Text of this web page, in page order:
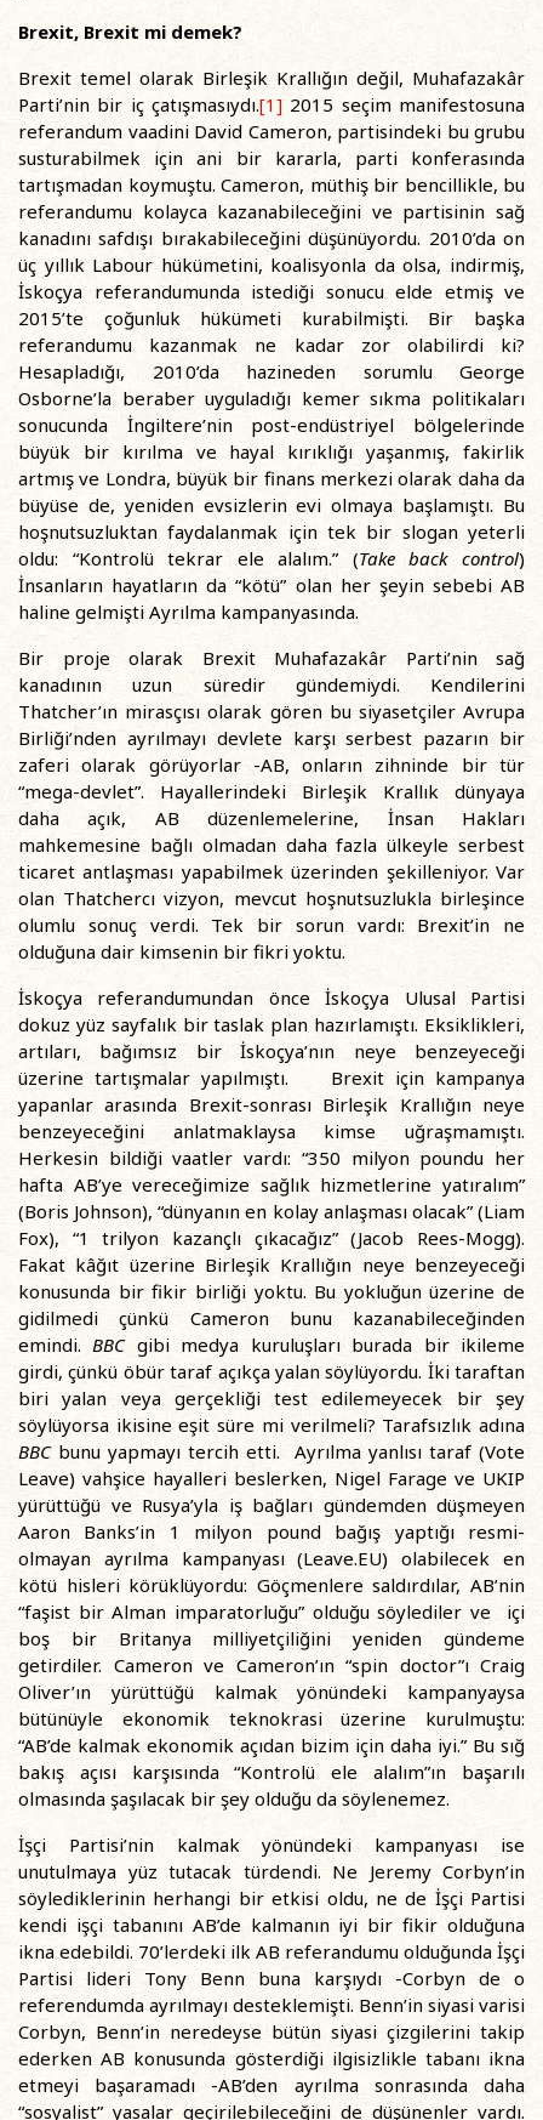
Brexit, Brexit mi demek?
Brexit temel olarak Birleşik Krallığın değil, Muhafazakâr
Parti’nin bir iç çatışmasıydı.[1] 2015 seçim manifestosuna
referandum vaadini David Cameron, partisindeki bu grubu
susturabilmek için ani bir kararla, parti konferasında
tartışmadan koymuştu. Cameron, müthiş bir bencillikle, bu
referandumu kolayca kazanabileceğini ve partisinin sağ
kanadını safdışı bırakabileceğini düşünüyordu. 2010’da on
üç yıllık Labour hükümetini, koalisyonla da olsa, indirmiş,
İskoçya referandumunda istediği sonucu elde etmiş ve
2015’te çoğunluk hükümeti kurabilmişti. Bir başka
referandumu kazanmak ne kadar zor olabilirdi ki?
Hesapladığı, 2010’da hazineden sorumlu George
Osborne’la beraber uyguladığı kemer sıkma politikaları
sonucunda İngiltere’nin post-endüstriyel bölgelerinde
büyük bir kırılma ve hayal kırıklığı yaşanmış, fakirlik
artmış ve Londra, büyük bir finans merkezi olarak daha da
büyüse de, yeniden evsizlerin evi olmaya başlamıştı. Bu
hoşnutsuzluktan faydalanmak için tek bir slogan yeterli
oldu: “Kontrolü tekrar ele alalım.” (Take back control)
İnsanların hayatların da “kötü” olan her şeyin sebebi AB
haline gelmişti Ayrılma kampanyasında.
Bir proje olarak Brexit Muhafazakâr Parti’nin sağ
kanadının uzun süredir gündemiydi. Kendilerini
Thatcher’ın mirasçısı olarak gören bu siyasetçiler Avrupa
Birliği’nden ayrılmayı devlete karşı serbest pazarın bir
zaferi olarak görüyorlar -AB, onların zihninde bir tür
“mega-devlet”. Hayallerindeki Birleşik Krallık dünyaya
daha açık, AB düzenlemelerine, İnsan Hakları
mahkemesine bağlı olmadan daha fazla ülkeyle serbest
ticaret antlaşması yapabilmek üzerinden şekilleniyor. Var
olan Thatchercı vizyon, mevcut hoşnutsuzlukla birleşince
olumlu sonuç verdi. Tek bir sorun vardı: Brexit’in ne
olduğuna dair kimsenin bir fikri yoktu.
İskoçya referandumundan önce İskoçya Ulusal Partisi
dokuz yüz sayfalık bir taslak plan hazırlamıştı. Eksiklikleri,
artıları, bağımsız bir İskoçya’nın neye benzeyeceği
üzerine tartışmalar yapılmıştı. Brexit için kampanya
yapanlar arasında Brexit-sonrası Birleşik Krallığın neye
benzeyeceğini anlatmaklaysa kimse uğraşmamıştı.
Herkesin bildiği vaatler vardı: “350 milyon poundu her
hafta AB’ye vereceğimize sağlık hizmetlerine yatıralım”
(Boris Johnson), “dünyanın en kolay anlaşması olacak” (Liam
Fox), “1 trilyon kazançlı çıkacağız” (Jacob Rees-Mogg).
Fakat kâğıt üzerine Birleşik Krallığın neye benzeyeceği
konusunda bir fikir birliği yoktu. Bu yokluğun üzerine de
gidilmedi çünkü Cameron bunu kazanabileceğinden
emindi.BBCgibi medya kuruluşları burada bir ikileme
girdi, çünkü öbür taraf açıkça yalan söylüyordu. İki taraftan
biri yalan veya gerçekliği test edilemeyecek bir şey
söylüyorsa ikisine eşit süre mi verilmeli? Tarafsızlık adına
BBCbunu yapmayı tercih etti. Ayrılma yanlısı taraf (Vote
Leave) vahşice hayalleri beslerken, Nigel Farage ve UKIP
yürüttüğü ve Rusya’yla iş bağları gündemden düşmeyen
Aaron Banks’in 1 milyon pound bağış yaptığı resmi-
olmayan ayrılma kampanyası (Leave.EU) olabilecek en
kötü hisleri körüklüyordu: Göçmenlere saldırdılar, AB’nin
“faşist bir Alman imparatorluğu” olduğu söylediler ve içi
boş bir Britanya milliyetçiliğini yeniden gündeme
getirdiler. Cameron ve Cameron’ın “spin doctor”ı Craig
Oliver’ın yürüttüğü kalmak yönündeki kampanyaysa
bütünüyle ekonomik teknokrasi üzerine kurulmuştu:
“AB’de kalmak ekonomik açıdan bizim için daha iyi.” Bu sığ
bakış açısı karşısında “Kontrolü ele alalım”ın başarılı
olmasında şaşılacak bir şey olduğu da söylenemez.
İşçi Partisi’nin kalmak yönündeki kampanyası ise
unutulmaya yüz tutacak türdendi. Ne Jeremy Corbyn’in
söylediklerinin herhangi bir etkisi oldu, ne de İşçi Partisi
kendi işçi tabanını AB’de kalmanın iyi bir fikir olduğuna
ikna edebildi. 70’lerdeki ilk AB referandumu olduğunda İşçi
Partisi lideri Tony Benn buna karşıydı -Corbyn de o
referendumda ayrılmayı desteklemişti. Benn’in siyasi varisi
Corbyn, Benn’in neredeyse bütün siyasi çizgilerini takip
ederken AB konusunda gösterdiği ilgisizlikle tabanı ikna
etmeyi başaramadı -AB’den ayrılma sonrasında daha
“sosyalist” yasalar geçirilebileceğini de düşünenler vardı.